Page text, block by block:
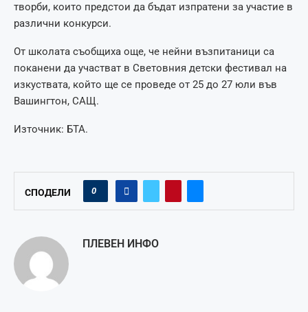
творби, които предстои да бъдат изпратени за участие в
различни конкурси.
От школата съобщиха още, че нейни възпитаници са
поканени да участват в Световния детски фестивал на
изкуствата, който ще се проведе от 25 до 27 юли във
Вашингтон, САЩ.
Източник: БТА.
СПОДЕЛИ 0
ПЛЕВЕН ИНФО